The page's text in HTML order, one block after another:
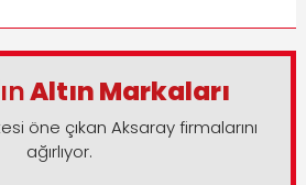
Altın Markaları
öne çıkan Aksaray firmalarını
ağırlıyor.